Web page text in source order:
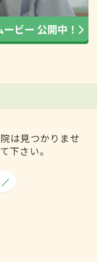
は見つかりませ
下さい。